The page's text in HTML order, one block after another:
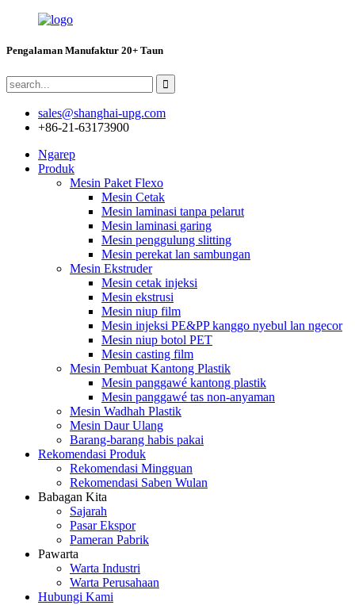
Pengalaman Manufaktur 20+ Taun
sales@shanghai-upg.com
+86-21-63173900
Ngarep
Produk
Mesin Paket Flexo
Mesin Cetak
Mesin laminasi tanpa pelarut
Mesin laminasi garing
Mesin penggulung slitting
Mesin perekat lan sambungan
Mesin Ekstruder
Mesin cetak injeksi
Mesin ekstrusi
Mesin niup film
Mesin injeksi PE&PP kanggo nyebul lan ngecor
Mesin niup botol PET
Mesin casting film
Mesin Pembuat Kantong Plastik
Mesin panggawé kantong plastik
Mesin panggawé tas non-anyaman
Mesin Wadhah Plastik
Mesin Daur Ulang
Barang-barang habis pakai
Rekomendasi Produk
Rekomendasi Mingguan
Rekomendasi Saben Wulan
Babagan Kita
Sajarah
Pasar Ekspor
Pameran Pabrik
Pawarta
Warta Industri
Warta Perusahaan
Hubungi Kami